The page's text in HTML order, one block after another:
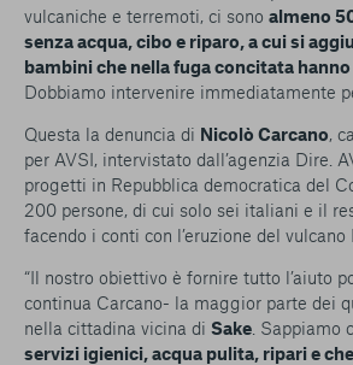
conto del fatto che il blocco di alcuni
condizionare l’esperienza sulla
funzionamento. Premendo “Conferma le
selezione relativa ai cookie effettuata
equivarrà a rifiutare tutti i cookie. Per
possibile consultare la nostraUlteriori
Cookie strettamente necessari
Cookie di analisi
Cookies di marketing
vulcaniche e terremoti, ci sono almeno
senza acqua, cibo e riparo, a cui si
bambini che nella fuga concitata
Dobbiamo intervenire immediatamente
Questa la denuncia di Nicolò Carcano,
per AVSI, intervistato dall’agenzia Dire.
progetti in Repubblica democratica del
200 persone, di cui solo sei italiani e il
facendo i conti con l’eruzione del vulcano
“Il nostro obiettivo è fornire tutto l’aiuto
continua Carcano- la maggior parte dei
nella cittadina vicina di Sake . Sappiamo
servizi igienici, acqua pulita, ripari e